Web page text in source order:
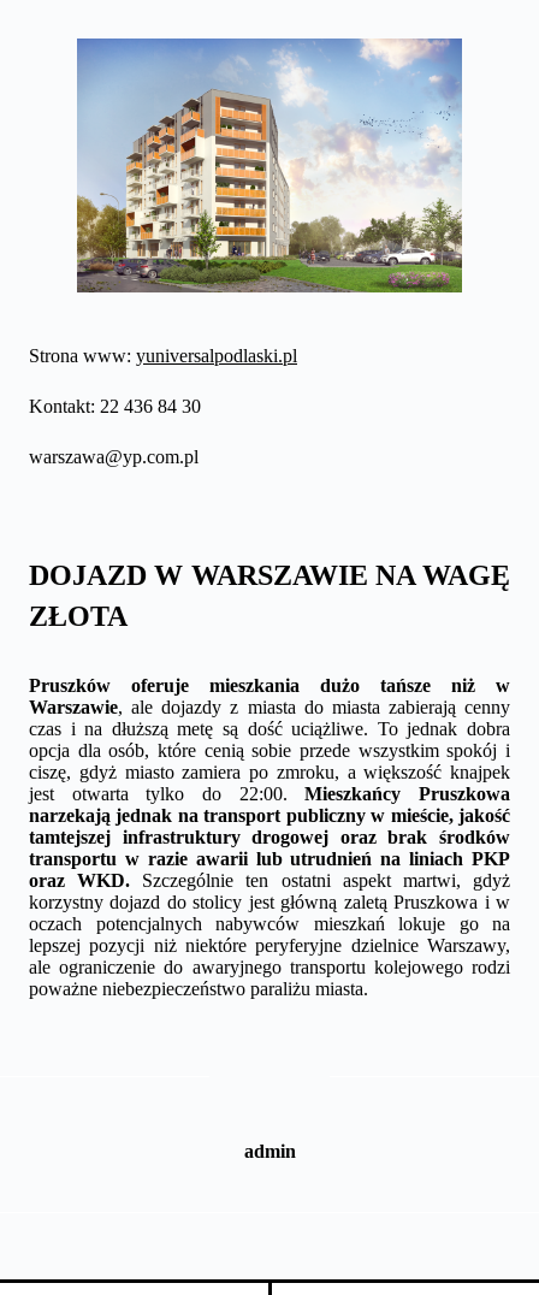
Strona www: yuniversalpodlaski.pl
Kontakt: 22 436 84 30
warszawa@yp.com.pl
DOJAZD W WARSZAWIE NA WAGĘ
ZŁOTA
Pruszków oferuje mieszkania dużo tańsze niż w
Warszawie, ale dojazdy z miasta do miasta zabierają cenny
czas i na dłuższą metę są dość uciążliwe. To jednak dobra
opcja dla osób, które cenią sobie przede wszystkim spokój i
ciszę, gdyż miasto zamiera po zmroku, a większość knajpek
jest otwarta tylko do 22:00.Mieszkańcy Pruszkowa
narzekają jednak na transport publiczny w mieście, jakość
tamtejszej infrastruktury drogowej oraz brak środków
transportu w razie awarii lub utrudnień na liniach PKP
oraz WKD. Szczególnie ten ostatni aspekt martwi, gdyż
korzystny dojazd do stolicy jest główną zaletą Pruszkowa i w
oczach potencjalnych nabywców mieszkań lokuje go na
lepszej pozycji niż niektóre peryferyjne dzielnice Warszawy,
ale ograniczenie do awaryjnego transportu kolejowego rodzi
poważne niebezpieczeństwo paraliżu miasta.
admin